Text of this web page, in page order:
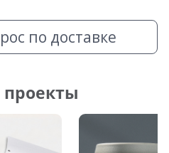
по доставке